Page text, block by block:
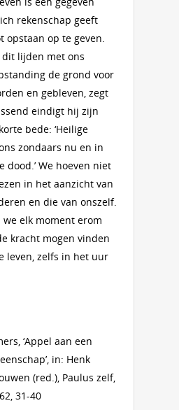
rekenschap geeft
opstaan op te geven.
lijden met ons
de grond voor
en gebleven, zegt
eindigt hij zijn
bede: ‘Heilige
zondaars nu en in
dood.’ We hoeven niet
in het aanzicht van
en die van onszelf.
elk moment erom
kracht mogen vinden
leven, zelfs in het uur
‘Appel aan een
in: Henk
(red.), Paulus zelf,
31-40